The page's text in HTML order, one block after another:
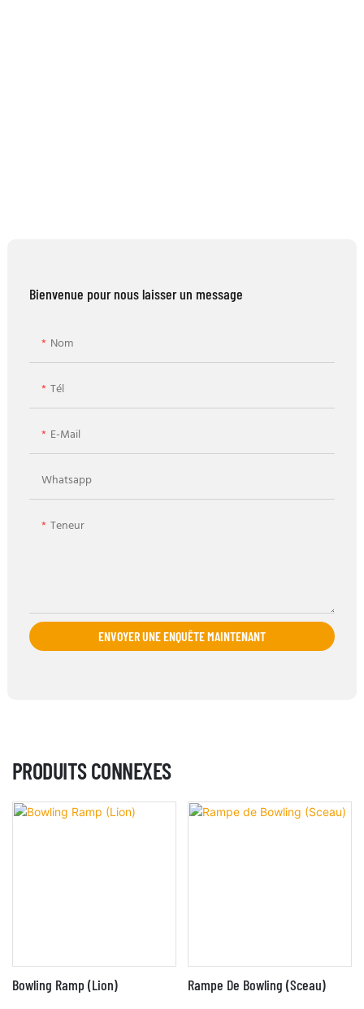
Bienvenue pour nous laisser un message
Nom
Tél
E-Mail
Whatsapp
Teneur
ENVOYER UNE ENQUÊTE MAINTENANT
PRODUITS CONNEXES
Bowling Ramp (Lion) Rampe De Bowling (Sceau)